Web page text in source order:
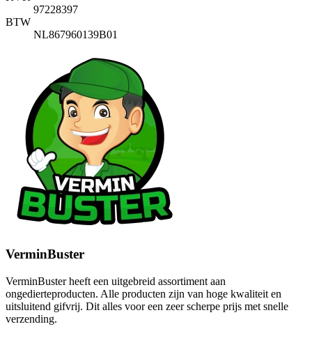
97228397
BTW
NL867960139B01
VerminBuster
VerminBuster heeft een uitgebreid assortiment aan
ongedierteproducten. Alle producten zijn van hoge kwaliteit en
uitsluitend gifvrij. Dit alles voor een zeer scherpe prijs met snelle
verzending.